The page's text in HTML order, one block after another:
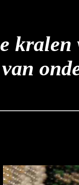
kralen
van